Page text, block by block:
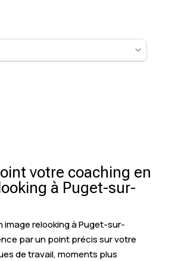
votre coaching en
à Puget-sur-
image relooking à Puget-sur-
par un point précis sur votre
de travail, moments plus